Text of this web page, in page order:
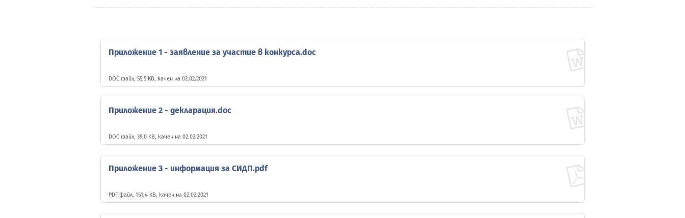
Приложение 1 - заявление за участие в конкурса.doc
DOC файл, 55,5 KB, качен на 02.02.2021
Приложение 2 - декларация.doc
DOC файл, 39,0 KB, качен на 02.02.2021
Приложение 3 - информация за СИДП.pdf
PDF файл, 151,4 KB, качен на 02.02.2021